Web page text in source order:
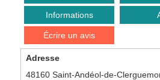
Informations
Écrire un avis
Adresse
48160 Saint-Andéol-de-